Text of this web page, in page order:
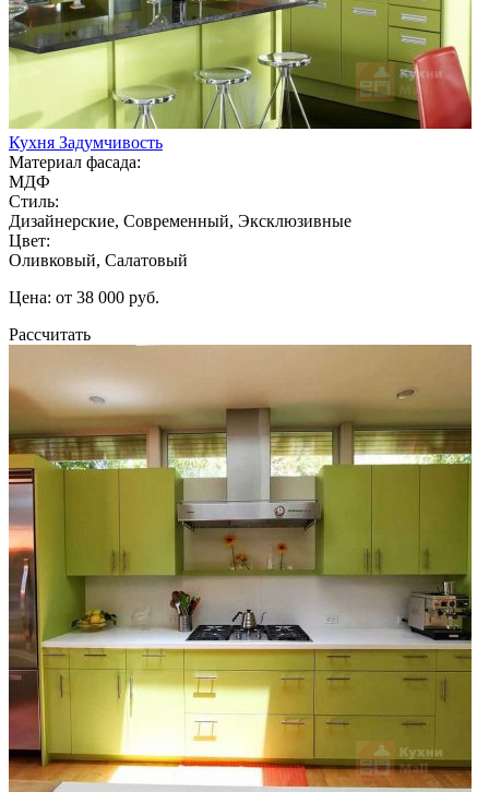
Кухня Задумчивость
Материал фасада:
МДФ
Стиль:
Дизайнерские, Современный, Эксклюзивные
Цвет:
Оливковый, Салатовый
Цена: от 38 000 руб.
Рассчитать